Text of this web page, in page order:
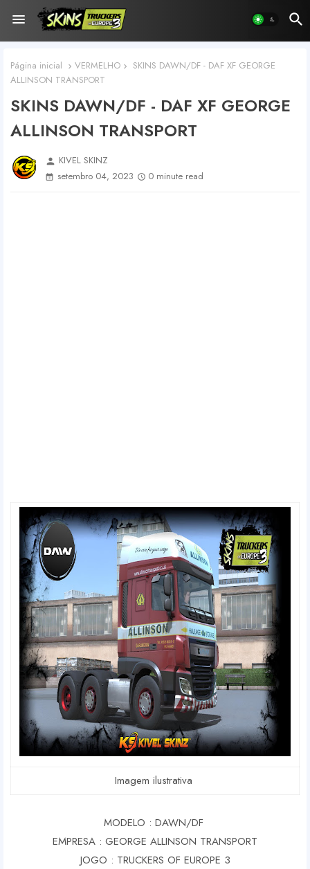
Página inicial VERMELHO
SKINS DAWN/DF - DAF XF GEORGE
ALLINSON TRANSPORT
SKINS DAWN/DF - DAF XF GEORGE
ALLINSON TRANSPORT
person KIVEL SKINZ
setembro 04, 2023
0 minute read
Imagem ilustrativa
MODELO : DAWN/DF
EMPRESA : GEORGE ALLINSON TRANSPORT
JOGO : TRUCKERS OF EUROPE 3